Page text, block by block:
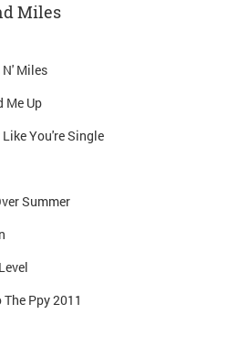
Miles
Miles
Me Up
You're Single
Summer
The Ppy 2011